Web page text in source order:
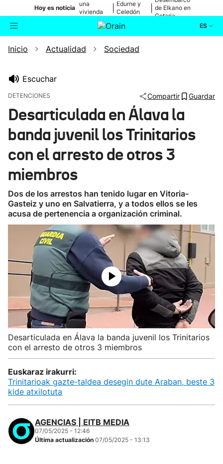
Hoy es noticia
una
vivienda
de Bilbao
Edurne y
Celedón
de Elkano en
Getaria
ES
Buscador Actualidad
Ikusmiran
Eguraldia
Inicio Actualidad Sociedad
Escuchar
DETENCIONES Compartir Guardar
Desarticulada en Álava la
banda juvenil los Trinitarios
con el arresto de otros 3
miembros
Dos de los arrestos han tenido lugar en Vitoria-
Gasteiz y uno en Salvatierra, y a todos ellos se les
acusa de pertenencia a organización criminal.
Desarticulada en Álava la banda juvenil los Trinitarios
con el arresto de otros 3 miembros
Euskaraz irakurri:
Trinitarioak gazte-taldea desegin dute Araban, beste 3
kide atxilotuta
AGENCIAS | EITB MEDIA
07/05/2025 - 12:46
Última actualización 07/05/2025 - 13:13